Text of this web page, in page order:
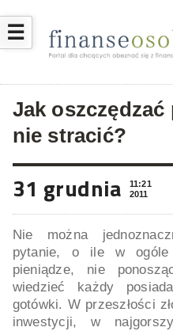
☰
Jak oszczędzać
nie stracić?
31 grudnia
11:21
2011
Nie można
pytanie, o ile w ogóle
pieniądze, nie
wiedzieć każdy
gotówki. W przeszłości
inwestycji, w